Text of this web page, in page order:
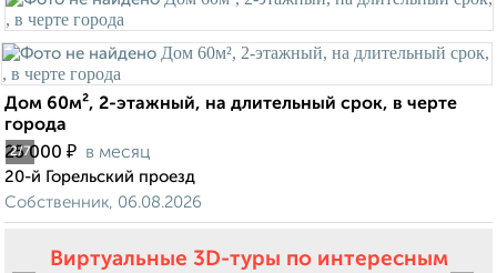
2/7
Дом 60м², 2-этажный, на длительный срок, в черте
города
25 000 ₽ в месяц
20-й Горельский проезд
Собственник, 06.08.2026
Виртуальные 3D-туры по интересным